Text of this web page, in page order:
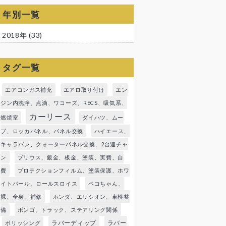
年別一覧
2018年 (33)
タグ一覧
エアコンガス補充 エアロ取り付け
エン
ジン内洗浄、点滴、ワコーズ、RECS、吸気系、
燃焼室 カーリース ダイハツ、ムー
ブ、ロッカパネル、パネル交換
ハイエース、
キャラバン、クォーターパネル交換、2台連チャ
ン
プリウス、鈑金、板金、塗装、実費、自
費
プロテクションフィルム、塗装保護、ホワ
イトパール、ロールスロイス
ペコちゃん、
裸、全身、補修
ホンダ、エリシオン、車検整
備
ボンゴ、トラック、ステアリング関係
ポリッシング
ラバーディップ ラバー